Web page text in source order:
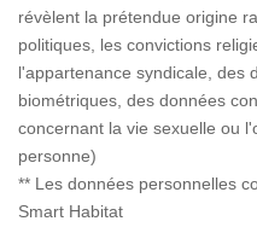
révèlent la prétendue origine
politiques, les convictions
l'appartenance syndicale, des
biométriques, des données
concernant la vie sexuelle ou
personne)
** Les données personnelles
Smart Habitat